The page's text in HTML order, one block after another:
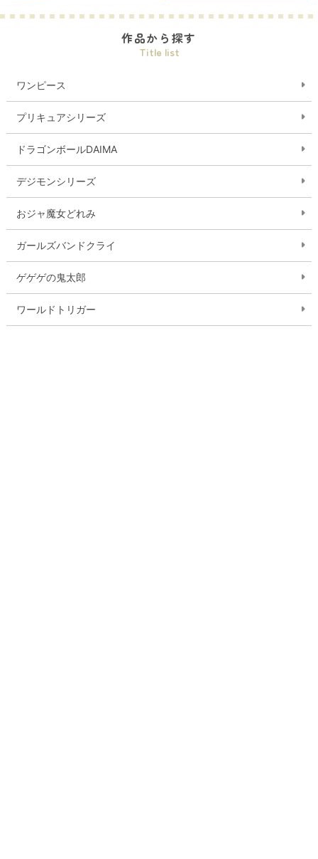
作品から探す
Title list
ワンピース
プリキュアシリーズ
ドラゴンボールDAIMA
デジモンシリーズ
おジャ魔女どれみ
ガールズバンドクライ
ゲゲゲの鬼太郎
ワールドトリガー